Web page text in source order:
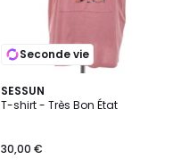
Seconde vie
SESSUN
T-shirt - Très Bon État
30,00 €